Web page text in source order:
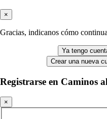
×
Gracias, indicanos cómo
Ya tengo
Crear una nueva
Registrarse en Caminos
×